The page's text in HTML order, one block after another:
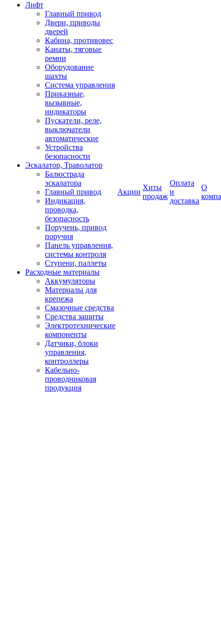
Лифт
Главный привод
Двери, приводы
дверей
Кабина, противовес
Канаты, тяговые
ремни
Оборудование
шахты
Система управления
Приказные,
вызывные,
индикаторы
Пускатели, реле,
выключатели
автоматические
Устройства
безопасности
Эскалатор, Траволатор
Балюстрада
эскалатора
Главный привод
Индикация,
проводка,
безопасность
Поручень, привод
поручня
Панель управления,
системы контроля
Ступени, паллеты
Расходные материалы
Аккумуляторы
Материалы для
крепежа
Смазочные средства
Средства защиты
Электротехнические
компоненты
Датчики, блоки
управления,
контроллеры
Кабельно-
проводниковая
продукция
Акции
Хиты
продаж
Оплата
и
доставка
О